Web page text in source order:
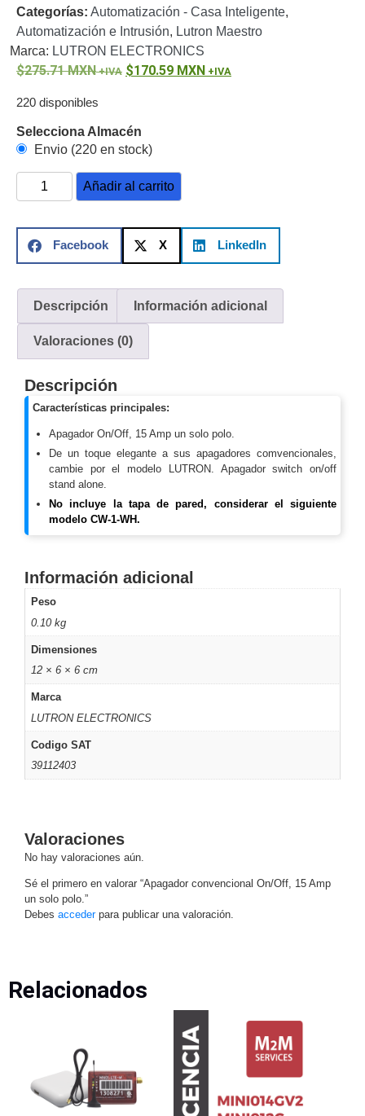
o
Refacciones Probadores
de
VideoTransceptores
de Video
Conectores
Adaptador
a
RCA
Audio
VideoCable
Coaxial y
ConectoresCables
Armados -
CoaxialCategoría
5eFibra
ÓpticaPara
y
ElectricidadRG59
CaPTelefónico VGA
/ DVI /
HDMI
Cámaras
IP y NVRs
Ambientes
(Anticorrosión)Antiexplosión
y
VideoCubo
/ Eyeball /
HemisféricasLente
Motorizado
Network
PinholeProfesionales
CajaPTZTérmicasWiFi
/ 4G /
Inalámbricas
TurboHD
SalinosAntiexplosión BalaDomo
/ Eyeball /
TurretEspeciales
Categorías: Automatización - Casa Inteligente,
Automatización e Intrusión, Lutron Maestro
Marca: LUTRON ELECTRONICS
275.71MXN 170.59 MXN
220 disponibles
Selecciona Almacén
Envio (220 en stock)
Añadir al carrito
Facebook X LinkedIn
Descripción Información adicional
Valoraciones (0)
Descripción
Características principales:
Apagador On/Off, 15 Amp un solo polo.
De un toque elegante a sus apagadores comvencionales,
cambie por el modelo LUTRON. Apagador switch on/off
stand alone.
No incluye la tapa de pared, considerar el siguiente
modelo CW-1-WH.
Información adicional
Peso
0.10 kg
Dimensiones
12 × 6 × 6 cm
Marca
LUTRON ELECTRONICS
Codigo SAT
39112403
Valoraciones
No hay valoraciones aún.
Sé el primero en valorar “Apagador convencional On/Off, 15 Amp
un solo polo.”
Debes accederpara publicar una valoración.
Relacionados